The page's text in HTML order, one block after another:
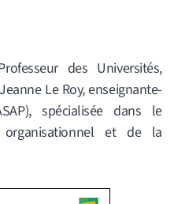
des Universités,
Le Roy, enseignante-
spécialisée dans le
et de la